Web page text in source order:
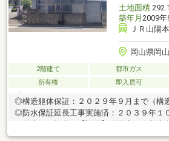
土地面積
築年月 2009
ＪＲ山陽
岡山県岡
2階建て 都市ガス
所有権
即入居可
◎構造躯体保証：２０２９年９月まで（構
◎防水保証延長工事実施済：２０３９年１
気：中国電力（他の小売電気事業者の選択